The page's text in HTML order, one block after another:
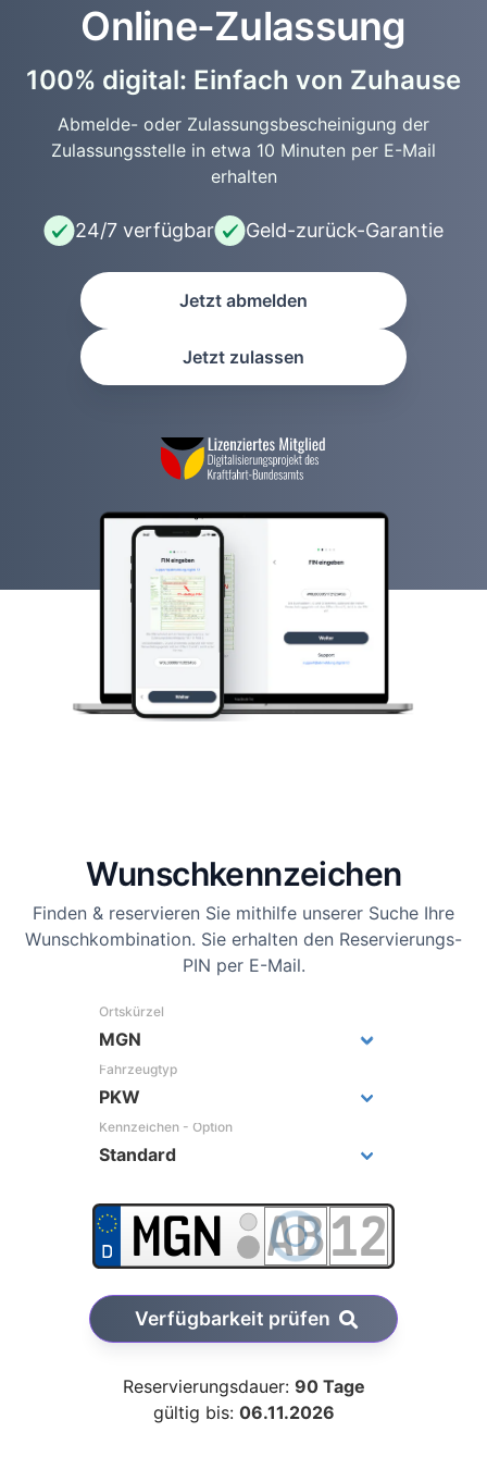
Online-Zulassung
100% digital: Einfach von Zuhause
Abmelde- oder Zulassungsbescheinigung der
Zulassungsstelle in etwa 10 Minuten per E-Mail
erhalten
24/7 verfügbar Geld-zurück-Garantie
Jetzt abmelden
Jetzt zulassen
Wunsch­kennzeichen
Finden & reservieren Sie mithilfe unserer Suche Ihre
Wunschkombination. Sie erhalten den Reservierungs-
PIN per E-Mail.
Ortskürzel
Fahrzeugtyp
Kennzeichen - Option
Verfügbarkeit prüfen
Reservierungsdauer: 90 Tage
gültig bis: 06.11.2026